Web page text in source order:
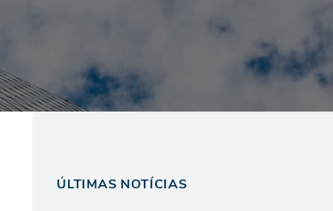
ÚLTIMAS NOTÍCIAS